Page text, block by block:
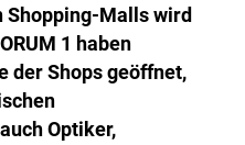
Malls wird
1 haben
der Shops geöffnet,
Optiker,